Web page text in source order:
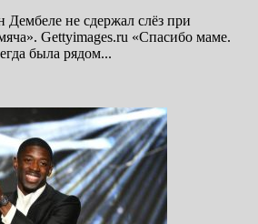
не сдержал слёз при
Gettyimages.ru «Спасибо маме.
была рядом...